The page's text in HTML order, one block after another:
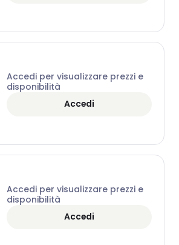
Accedi per visualizzare prezzi e
disponibilità
Accedi
Accedi per visualizzare prezzi e
disponibilità
Accedi